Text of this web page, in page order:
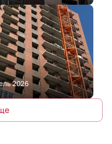
2026